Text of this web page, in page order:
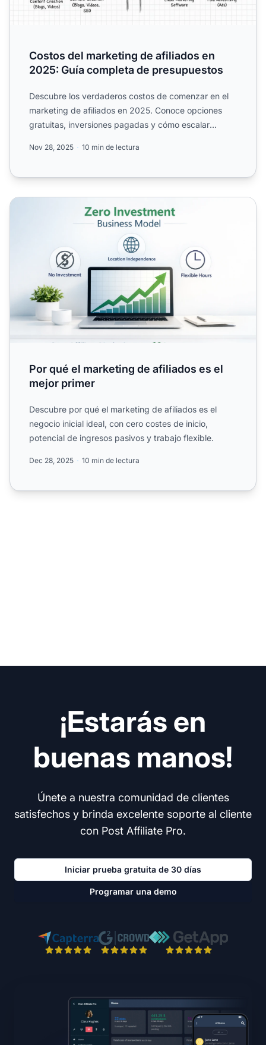
Costos del marketing de afiliados en
2025: Guía completa de presupuestos
Descubre los verdaderos costos de comenzar en el
marketing de afiliados en 2025. Conoce opciones
gratuitas, inversiones pagadas y cómo escalar
Nov 28, 2025 10 min de lectura
Por qué el marketing de afiliados es el mejor primer
Por qué el marketing de afiliados es el
mejor primer
Descubre por qué el marketing de afiliados es el
negocio inicial ideal, con cero costes de inicio,
potencial de ingresos pasivos y trabajo flexible.
Dec 28, 2025 10 min de lectura
¡Estarás en
buenas manos!
Únete a nuestra comunidad de clientes
satisfechos y brinda excelente soporte al cliente
con Post Affiliate Pro.
Iniciar prueba gratuita de 30 días
Programar una demo